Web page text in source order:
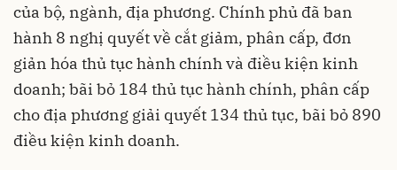
của bộ, ngành, địa phương. Chính phủ đã ban
hành 8 nghị quyết về cắt giảm, phân cấp, đơn
giản hóa thủ tục hành chính và điều kiện kinh
doanh; bãi bỏ 184 thủ tục hành chính, phân cấp
cho địa phương giải quyết 134 thủ tục, bãi bỏ 890
điều kiện kinh doanh.